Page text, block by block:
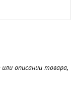
описании товара,